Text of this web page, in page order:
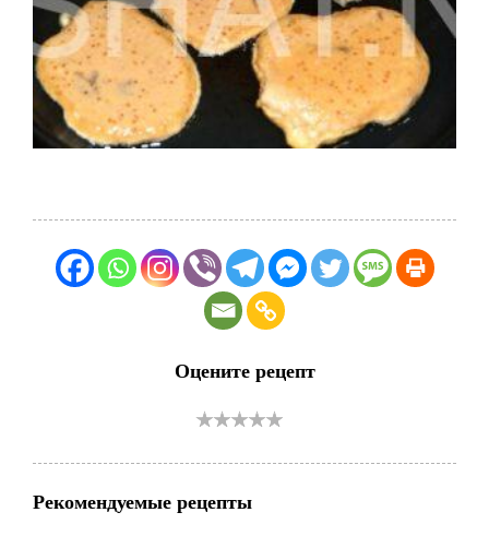
Оцените рецепт
Рекомендуемые рецепты